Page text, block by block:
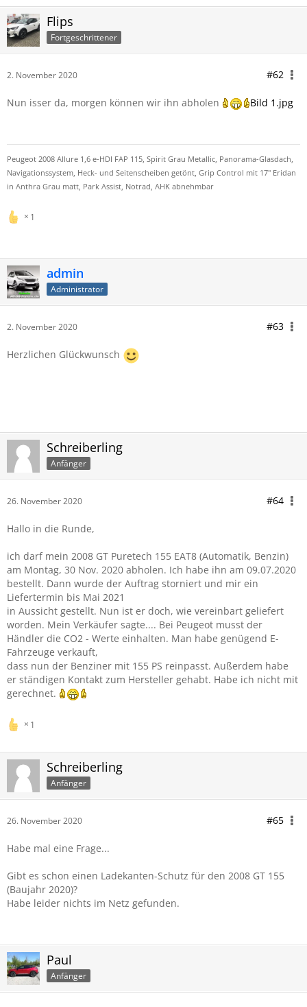
Flips
Fortgeschrittener
2. November 2020 #62
Nun isser da, morgen können wir ihn abholen Bild 1.jpg
Peugeot 2008 Allure 1,6 e-HDI FAP 115, Spirit Grau Metallic, Panorama-Glasdach,
Navigationssystem, Heck- und Seitenscheiben getönt, Grip Control mit 17" Eridan
in Anthra Grau matt, Park Assist, Notrad, AHK abnehmbar
1
admin
Administrator
2. November 2020 #63
Herzlichen Glückwunsch
Schreiberling
Anfänger
26. November 2020 #64
Hallo in die Runde,
ich darf mein 2008 GT Puretech 155 EAT8 (Automatik, Benzin)
am Montag, 30 Nov. 2020 abholen. Ich habe ihn am 09.07.2020
bestellt. Dann wurde der Auftrag storniert und mir ein
Liefertermin bis Mai 2021
in Aussicht gestellt. Nun ist er doch, wie vereinbart geliefert
worden. Mein Verkäufer sagte.... Bei Peugeot musst der
Händler die CO2 - Werte einhalten. Man habe genügend E-
Fahrzeuge verkauft,
dass nun der Benziner mit 155 PS reinpasst. Außerdem habe
er ständigen Kontakt zum Hersteller gehabt. Habe ich nicht mit
gerechnet.
1
Schreiberling
Anfänger
26. November 2020 #65
Habe mal eine Frage...
Gibt es schon einen Ladekanten-Schutz für den 2008 GT 155
(Baujahr 2020)?
Habe leider nichts im Netz gefunden.
Paul
Anfänger